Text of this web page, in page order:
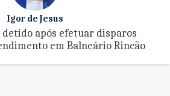
Igor de Jesus
detido após efetuar disparos
em Balneário Rincão